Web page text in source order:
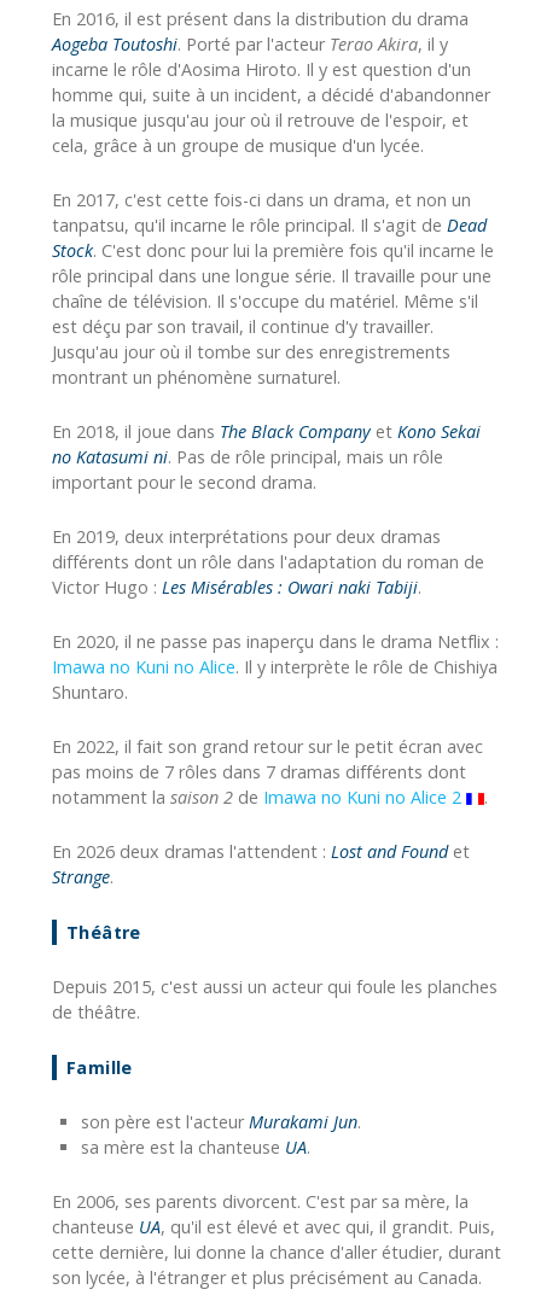
En 2016, il est présent dans la distribution du drama
Aogeba Toutoshi. Porté par l'acteur Terao Akira, il y
incarne le rôle d'Aosima Hiroto. Il y est question d'un
homme qui, suite à un incident, a décidé d'abandonner
la musique jusqu'au jour où il retrouve de l'espoir, et
cela, grâce à un groupe de musique d'un lycée.
En 2017, c'est cette fois-ci dans un drama, et non un
tanpatsu, qu'il incarne le rôle principal. Il s'agit de Dead
Stock. C'est donc pour lui la première fois qu'il incarne le
rôle principal dans une longue série. Il travaille pour une
chaîne de télévision. Il s'occupe du matériel. Même s'il
est déçu par son travail, il continue d'y travailler.
Jusqu'au jour où il tombe sur des enregistrements
montrant un phénomène surnaturel.
En 2018, il joue dans The Black Companyet Kono Sekai
no Katasumi ni. Pas de rôle principal, mais un rôle
important pour le second drama.
En 2019, deux interprétations pour deux dramas
différents dont un rôle dans l'adaptation du roman de
Victor Hugo : Les Misérables : Owari naki Tabiji.
En 2020, il ne passe pas inaperçu dans le drama Netflix :
Imawa no Kuni no Alice. Il y interprète le rôle de Chishiya
Shuntaro.
En 2022, il fait son grand retour sur le petit écran avec
pas moins de 7 rôles dans 7 dramas différents dont
notamment la saison 2 de Imawa no Kuni no Alice 2 .
En 2026 deux dramas l'attendent : Lost and Foundet
Strange.
Théâtre
Depuis 2015, c'est aussi un acteur qui foule les planches
de théâtre.
Famille
son père est l'acteurMurakami Jun.
sa mère est la chanteuse UA.
En 2006, ses parents divorcent. C'est par sa mère, la
chanteuse UA, qu'il est élevé et avec qui, il grandit. Puis,
cette dernière, lui donne la chance d'aller étudier, durant
son lycée, à l'étranger et plus précisément au Canada.